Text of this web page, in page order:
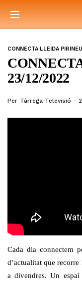
CONNECTA LLEIDA
23/12/2022
Per Tàrrega Televisió
Cada dia connectem
d’actualitat que
a divendres. Un